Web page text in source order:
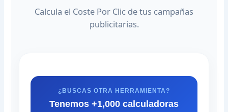
Calcula el Coste Por Clic de tus campañas
publicitarias.
¿BUSCAS OTRA HERRAMIENTA?
Tenemos +1,000 calculadoras